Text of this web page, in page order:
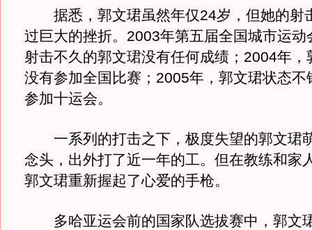
据悉，郭文珺虽然年仅24岁，但她的射
过巨大的挫折。2003年第五届全国城市运动
射击不久的郭文珺没有任何成绩；2004年，
没有参加全国比赛；2005年，郭文珺状态不
参加十运会。
一系列的打击之下，极度失望的郭文珺
念头，出外打了近一年的工。但在教练和家
郭文珺重新握起了心爱的手枪。
多哈亚运会前的国家队选拔赛中，郭文